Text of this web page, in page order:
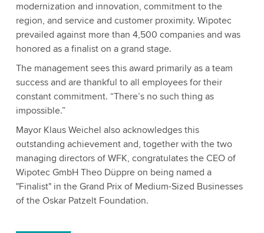
modernization and innovation, commitment to the
region, and service and customer proximity. Wipotec
prevailed against more than 4,500 companies and was
honored as a finalist on a grand stage.
The management sees this award primarily as a team
success and are thankful to all employees for their
constant commitment. “There’s no such thing as
impossible.”
Mayor Klaus Weichel also acknowledges this
outstanding achievement and, together with the two
managing directors of WFK, congratulates the CEO of
Wipotec GmbH Theo Düppre on being named a
"Finalist" in the Grand Prix of Medium-Sized Businesses
of the Oskar Patzelt Foundation.